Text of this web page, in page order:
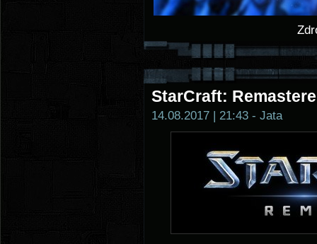
StarCraft:
14.08.2017 | 21:43 - Jata